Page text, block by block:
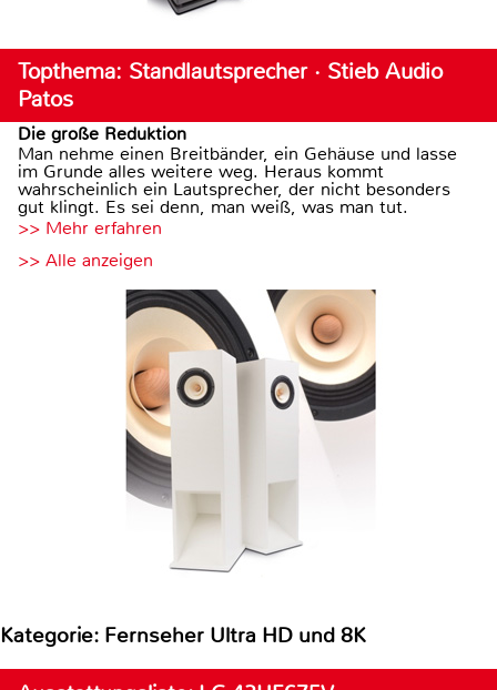
Topthema: Standlautsprecher · Stieb Audio
Patos
Die große Reduktion
Man nehme einen Breitbänder, ein Gehäuse und lasse
im Grunde alles weitere weg. Heraus kommt
wahrscheinlich ein Lautsprecher, der nicht besonders
gut klingt. Es sei denn, man weiß, was man tut.
>> Mehr erfahren
>> Alle anzeigen
Kategorie: Fernseher Ultra HD und 8K